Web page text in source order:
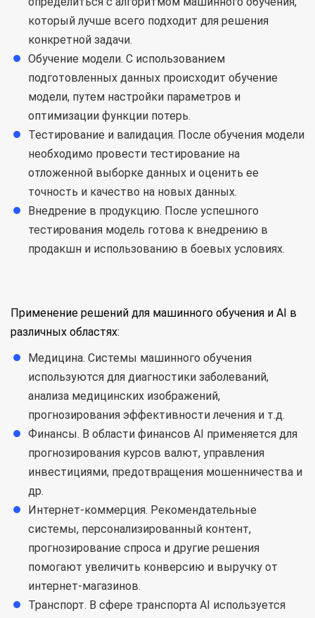
который лучше всего подходит для решения
конкретной задачи.
Обучение модели. С использованием
подготовленных данных происходит обучение
модели, путем настройки параметров и
оптимизации функции потерь.
Тестирование и валидация. После обучения модели
необходимо провести тестирование на
отложенной выборке данных и оценить ее
точность и качество на новых данных.
Внедрение в продукцию. После успешного
тестирования модель готова к внедрению в
продакшн и использованию в боевых условиях.
Применение решений для машинного обучения и AI в
различных областях:
Медицина. Системы машинного обучения
используются для диагностики заболеваний,
анализа медицинских изображений,
прогнозирования эффективности лечения и т.д.
Финансы. В области финансов AI применяется для
прогнозирования курсов валют, управления
инвестициями, предотвращения мошенничества и
др.
Интернет-коммерция. Рекомендательные
системы, персонализированный контент,
прогнозирование спроса и другие решения
помогают увеличить конверсию и выручку от
интернет-магазинов.
Транспорт. В сфере транспорта AI используется